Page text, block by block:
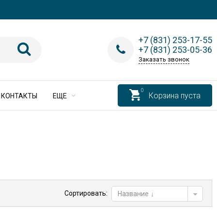
+7 (831) 253-17-55
+7 (831) 253-05-36
Заказать звонок
Корзина пуста
0
КОНТАКТЫ ЕЩЕ
Сортировать: Название